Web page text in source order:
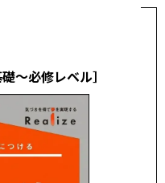
～必修レベル］